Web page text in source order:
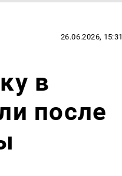
26.06.2026, 15:31
в
после